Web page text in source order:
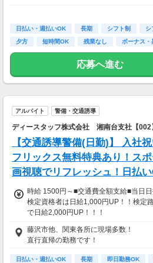
◎日勤／経験者の場合
・日収(1,800*8)円（時給1,800円×8h）
※資格手当あり（時給50円～UP/資格の
よって異なる）
※週払いOK（規定あり）
→金曜日締め最短翌週火曜日にお給料
（稼働開始時は手続き完了次第となり
交通費：別途全額支給
※車・バイク通勤に関して施設により異
合あり（応相談）
日払い・週払いOK 長期 シフト制 シ
夕方
短時間OK 残業なし ボーナス・
応募へ進む
アルバイト 警備・交通誘導
ディースタッフ株式会社 湘南台支社【002
【交通誘導警備(日勤)】 入社
フリックス無料特典あり！ス
画視聴でリフレッシュ！日払
時給 1500円～■交通費全額支給■当日
検定資格者は日給1,000円UP！！検定
で日給2,000円UP！！！
////////////////////////////////////////
日給12000円以上
（一律手当を含む）
※時給換算→1500円/時
藤沢市他、関東各所に現場多数！
直行直帰の勤務です！
日払い・週払いOK 長期 即日勤務OK